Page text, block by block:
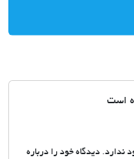
است
ندارد. دیدگاه خود را درباره